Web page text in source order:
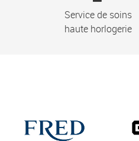
Service de soins
haute horlogerie